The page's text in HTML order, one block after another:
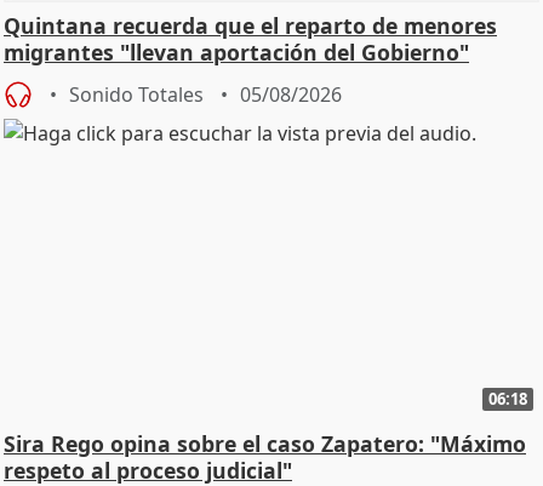
Quintana recuerda que el reparto de menores
migrantes "llevan aportación del Gobierno"
central
Sonido Totales 05/08/2026
06:18
Sira Rego opina sobre el caso Zapatero: "Máximo
respeto al proceso judicial"